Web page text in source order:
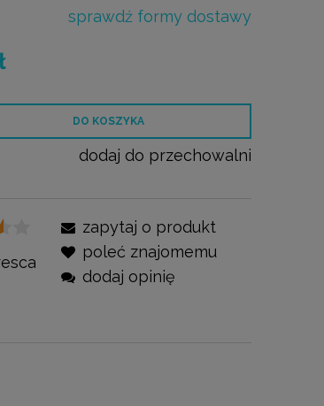
sprawdź formy dostawy
DO KOSZYKA
dodaj do przechowalni
zapytaj o produkt
poleć znajomemu
dodaj opinię